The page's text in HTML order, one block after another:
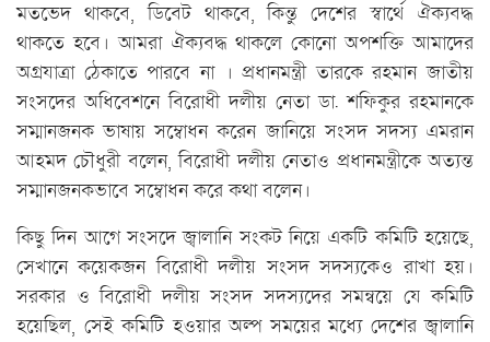
মতভেদ থাকবে, ডিবেট থাকবে, কিন্তু দেশের স্বার্থে ঐক্যবদ্ধ
থাকতে হবে। আমরা ঐক্যবদ্ধ থাকলে কোনো অপশক্তি আমাদের
অগ্রযাত্রা ঠেকাতে পারবে না । প্রধানমন্ত্রী তারকে রহমান জাতীয়
সংসদের অধিবেশনে বিরোধী দলীয় নেতা ডা. শফিকুর রহমানকে
সম্মানজনক ভাষায় সম্বোধন করেন জানিয়ে সংসদ সদস্য এমরান
আহমদ চৌধুরী বলেন, বিরোধী দলীয় নেতাও প্রধানমন্ত্রীকে অত্যন্ত
সম্মানজনকভাবে সম্বোধন করে কথা বলেন।
কিছু দিন আগে সংসদে জ্বালানি সংকট নিয়ে একটি কমিটি হয়েছে,
সেখানে কয়েকজন বিরোধী দলীয় সংসদ সদস্যকেও রাখা হয়।
সরকার ও বিরোধী দলীয় সংসদ সদস্যদের সমন্বয়ে যে কমিটি
হয়েছিল, সেই কমিটি হওয়ার অল্প সময়ের মধ্যে দেশের জ্বালানি